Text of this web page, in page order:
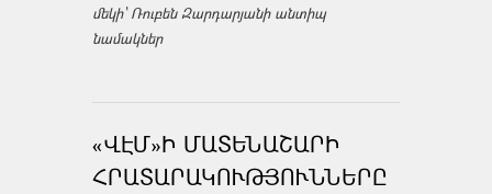
մեկի՝ Ռուբեն Զարդարյանի անտիպ
նամակներ
«ՎԷՄ»Ի ՄԱՏԵՆԱՇԱՐԻ
ՀՐԱՏԱՐԱԿՈՒԹՅՈՒՆՆԵՐԸ